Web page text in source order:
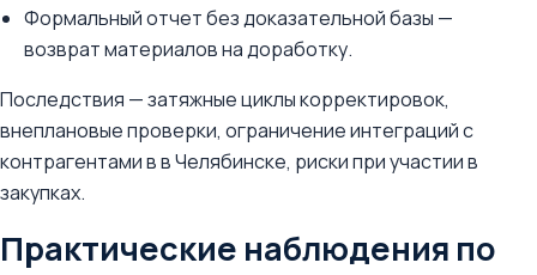
Формальный отчет без доказательной базы —
возврат материалов на доработку.
Последствия — затяжные циклы корректировок,
внеплановые проверки, ограничение интеграций с
контрагентами в в Челябинске, риски при участии в
закупках.
Практические наблюдения по